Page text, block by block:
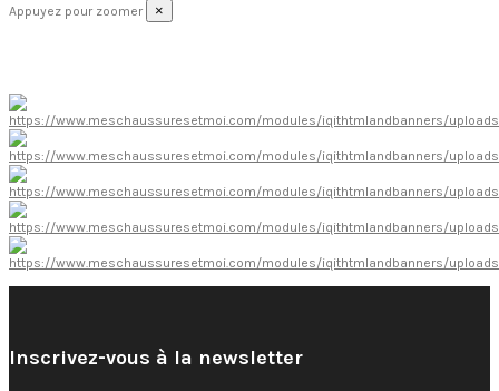
Appuyez pour zoomer ×
Inscrivez-vous à la newsletter